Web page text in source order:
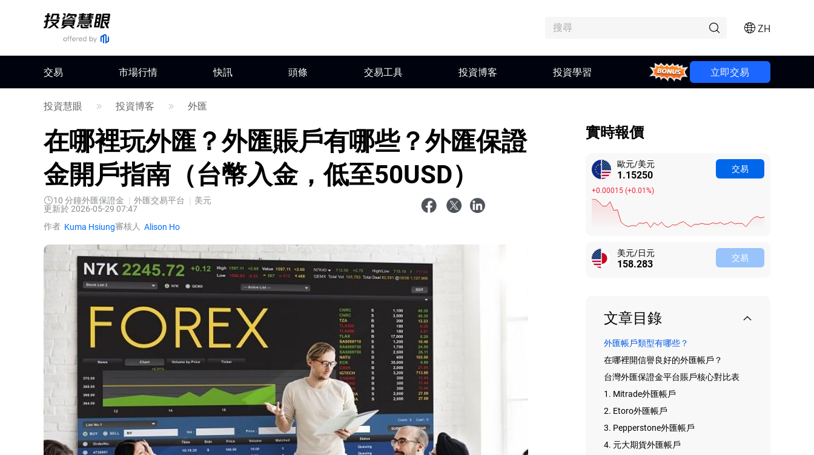
ZH
交易 市場行情 快訊 頭條 交易工具 投資博客 投資學習 Bonus 立即交易
投資慧眼 投資博客 外匯
在哪裡玩外匯？外匯賬戶有哪些？外匯保證
金開戶指南（台幣入金，低至50USD）
10 分鐘外匯保證金 外匯交易平台 美元
更新於 2026-05-29 07:47
作者 Kuma Hsiung審核人 Alison Ho
實時報價
歐元/美元
1.15271
+0.00036(+0.03%)
交易
美元/日元
158.288 交易
文章目錄
外匯帳戶類型有哪些？
在哪裡開信譽良好的外匯帳戶？
台灣外匯保證金平台賬戶核心對比表
1. Mitrade外匯帳戶
2. Etoro外匯帳戶
3. Pepperstone外匯帳戶
4. 元大期貨外匯帳戶